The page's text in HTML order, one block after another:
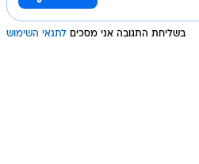
בשליחת התגובה אני מסכים לתנאי השימוש